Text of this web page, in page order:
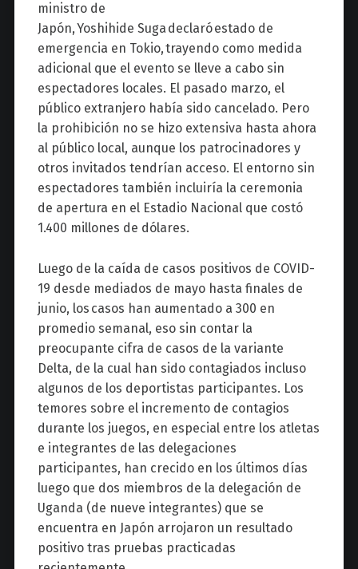
ministro de
Japón, Yoshihide Suga declaró estado de
emergencia en Tokio, trayendo como medida
adicional que el evento se lleve a cabo sin
espectadores locales. El pasado marzo, el
público extranjero había sido cancelado. Pero
la prohibición no se hizo extensiva hasta ahora
al público local, aunque los patrocinadores y
otros invitados tendrían acceso. El entorno sin
espectadores también incluiría la ceremonia
de apertura en el Estadio Nacional que costó
1.400 millones de dólares.
Luego de la caída de casos positivos de COVID-
19 desde mediados de mayo hasta finales de
junio, los casos han aumentado a 300 en
promedio semanal, eso sin contar la
preocupante cifra de casos de la variante
Delta, de la cual han sido contagiados incluso
algunos de los deportistas participantes. Los
temores sobre el incremento de contagios
durante los juegos, en especial entre los atletas
e integrantes de las delegaciones
participantes, han crecido en los últimos días
luego que dos miembros de la delegación de
Uganda (de nueve integrantes) que se
encuentra en Japón arrojaron un resultado
positivo tras pruebas practicadas